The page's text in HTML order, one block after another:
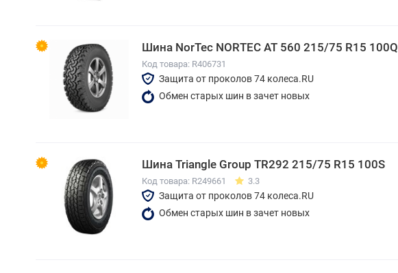
Шина NorTec NORTEC AT 560 215/75 R15 100Q
Код товара: R406731
Защита от проколов 74 колеса.RU
Обмен старых шин в зачет новых
Шина Triangle Group TR292 215/75 R15 100S
Код товара: R249661 3.3
Защита от проколов 74 колеса.RU
Обмен старых шин в зачет новых